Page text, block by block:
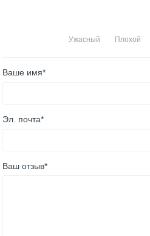
Плохой
Ужасный
Ваше имя*
Эл. почта*
Ваш отзыв*